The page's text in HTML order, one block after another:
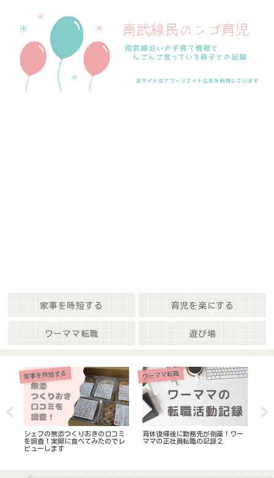
家事を時短する 育児を楽にする
ワーママ転職 遊び場
家事を時短する
シェフの無添つくりおきの口コミ
を調査！実際に食べてみたのでレ
ビューします
ワーママ転職
育休復帰後に勤務先が倒産！ワー
ママの正社員転職の記録２